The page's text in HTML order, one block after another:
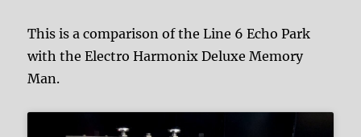
This is a comparison of the Line 6 Echo Park
with the Electro Harmonix Deluxe Memory
Man.